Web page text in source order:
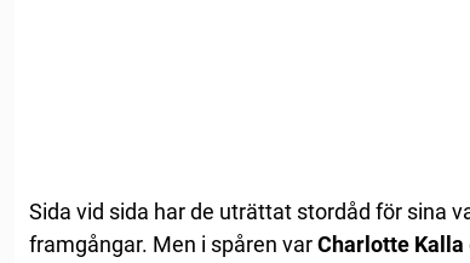
Sida vid sida har de uträttat stordåd för sina
framgångar. Men i spåren varCharlotte Kalla